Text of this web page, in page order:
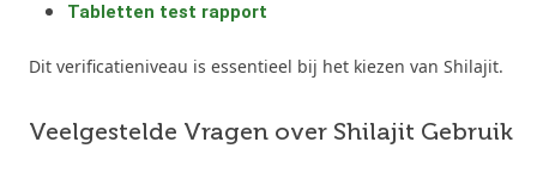
Tabletten test rapport
Dit verificatieniveau is essentieel bij het kiezen van Shilajit.
Veelgestelde Vragen over Shilajit Gebruik